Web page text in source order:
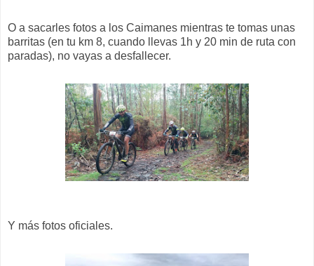
O a sacarles fotos a los Caimanes mientras te tomas unas
barritas (en tu km 8, cuando llevas 1h y 20 min de ruta con
paradas), no vayas a desfallecer.
Y más fotos oficiales.